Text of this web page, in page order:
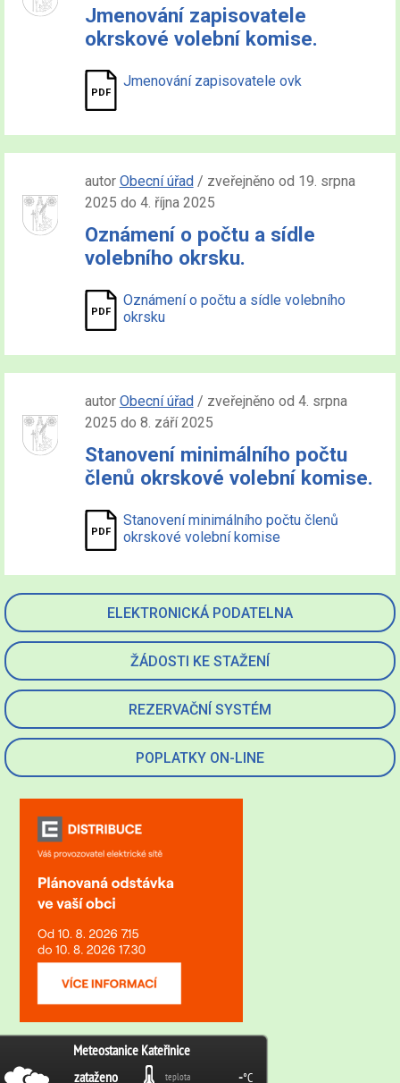
ELEKTRONICKÁ PODATELNA
ŽÁDOSTI KE STAŽENÍ
REZERVAČNÍ SYSTÉM
POPLATKY ON-LINE
Jmenování zapisovatele
okrskové volební komise.
Jmenování zapisovatele ovk
autor Obecní úřad/ zveřejněno od 19. srpna
2025 do 4. října 2025
Oznámení o počtu a sídle
volebního okrsku.
Oznámení o počtu a sídle volebního
okrsku
autor Obecní úřad/ zveřejněno od 4. srpna
2025 do 8. září 2025
Stanovení minimálního počtu
členů okrskové volební komise.
Stanovení minimálního počtu členů
okrskové volební komise